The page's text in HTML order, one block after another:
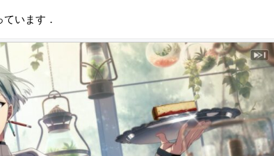
います．